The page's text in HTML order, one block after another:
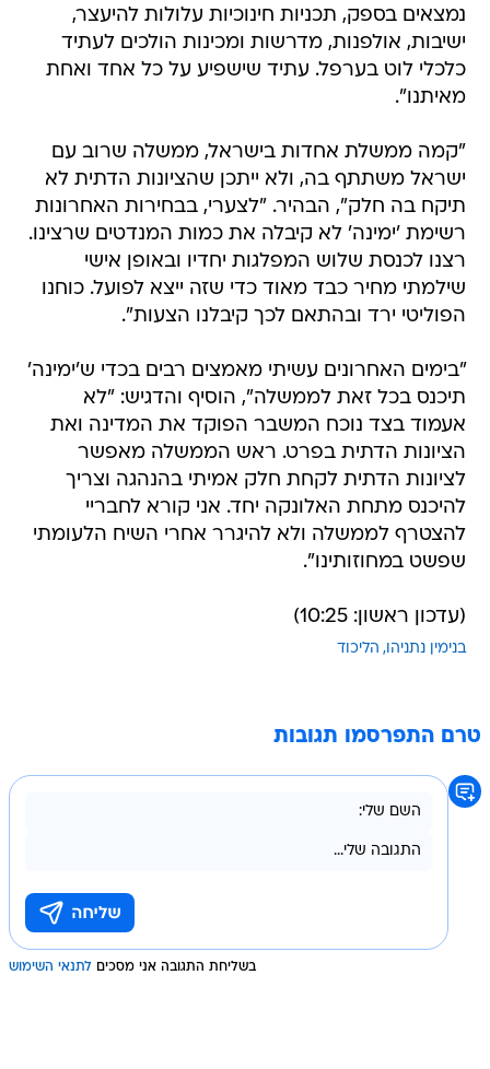
נמצאים בספק, תכניות חינוכיות עלולות להיעצר,
ישיבות, אולפנות, מדרשות ומכינות הולכים לעתיד
כלכלי לוט בערפל. עתיד שישפיע על כל אחד ואחת
מאיתנו".
"קמה ממשלת אחדות בישראל, ממשלה שרוב עם
ישראל משתתף בה, ולא ייתכן שהציונות הדתית לא
תיקח בה חלק", הבהיר. "לצערי, בבחירות האחרונות
רשימת 'ימינה' לא קיבלה את כמות המנדטים שרצינו.
רצנו לכנסת שלוש המפלגות יחדיו ובאופן אישי
שילמתי מחיר כבד מאוד כדי שזה ייצא לפועל. כוחנו
הפוליטי ירד ובהתאם לכך קיבלנו הצעות".
"בימים האחרונים עשיתי מאמצים רבים בכדי ש'ימינה'
תיכנס בכל זאת לממשלה", הוסיף והדגיש: "לא
אעמוד בצד נוכח המשבר הפוקד את המדינה ואת
הציונות הדתית בפרט. ראש הממשלה מאפשר
לציונות הדתית לקחת חלק אמיתי בהנהגה וצריך
להיכנס מתחת האלונקה יחד. אני קורא לחבריי
להצטרף לממשלה ולא להיגרר אחרי השיח הלעומתי
שפשט במחוזותינו".
(עדכון ראשון: 10:25)
בנימין נתניהו הליכוד
טרם התפרסמו תגובות
בשליחת התגובה אני מסכים לתנאי השימוש